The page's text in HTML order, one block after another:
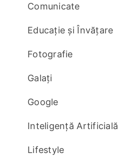
Comunicate
Educație și Învățare
Fotografie
Galați
Google
Inteligență Artificială
Lifestyle